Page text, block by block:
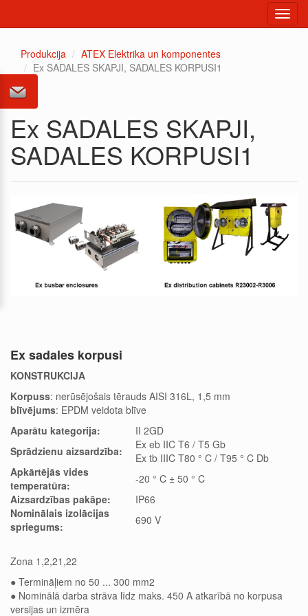
Produkcija
ATEX Elektrika un komponentes
Ex SADALES SKAPJI, SADALES KORPUSI1
Ex SADALES SKAPJI,
SADALES KORPUSI1
Ex sadales korpusi
KONSTRUKCIJA
Korpuss: nerūsējošais tērauds AISI 316L, 1,5 mm
blīvējums: EPDM veidota blīve
Aparātu kategorija:
II 2GD
Sprādzienu aizsardzība:
Ex eb IIC T6 / T5 Gb
Ex tb IIIC T80 ° C / T95 ° C Db
Apkārtējās vides
temperatūra:
-20 ° C ± 50 ° C
Aizsardzības pakāpe:
IP66
Nominālais izolācijas
spriegums:
690 V
Zona 1,2,21,22
● Termināļiem no 50 ... 300 mm2
● Nominālā darba strāva līdz maks. 450 A atkarībā no korpusa
versijas un izmēra